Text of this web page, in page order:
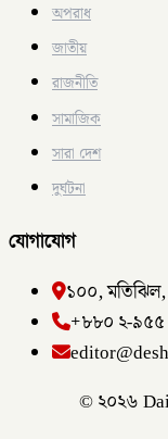
অপরাধ
জাতীয়
রাজনীতি
সামাজিক
সারা দেশ
দুর্ঘটনা
যোগাযোগ
১০০, মতিঝিল,
+৮৮০ ২-
© ২০২৬